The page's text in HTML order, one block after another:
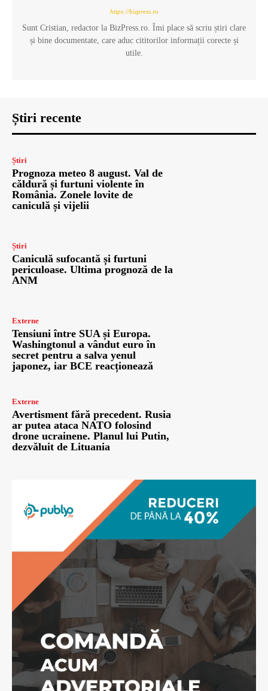
https://bizpress.ro
Sunt Cristian, redactor la BizPress.ro. Îmi place să scriu știri clare
și bine documentate, care aduc cititorilor informații corecte și
utile.
Știri recente
Știri
Prognoza meteo 8 august. Val de
căldură și furtuni violente în
România. Zonele lovite de
caniculă și vijelii
Știri
Caniculă sufocantă și furtuni
periculoase. Ultima prognoză de la
ANM
Externe
Tensiuni între SUA și Europa.
Washingtonul a vândut euro în
secret pentru a salva yenul
japonez, iar BCE reacționează
Externe
Avertisment fără precedent. Rusia
ar putea ataca NATO folosind
drone ucrainene. Planul lui Putin,
dezvăluit de Lituania